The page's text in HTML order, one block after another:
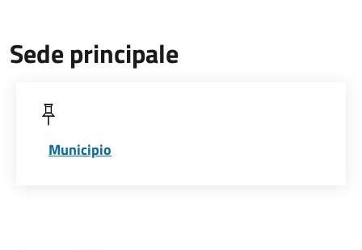
Sede principale
Municipio